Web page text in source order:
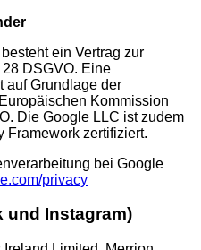
ein Vertrag zur
DSGVO. Eine
auf Grundlage der
Kommission
Die Google LLC ist zudem
Framework zertifiziert.
bei Google
privacy
und Instagram)